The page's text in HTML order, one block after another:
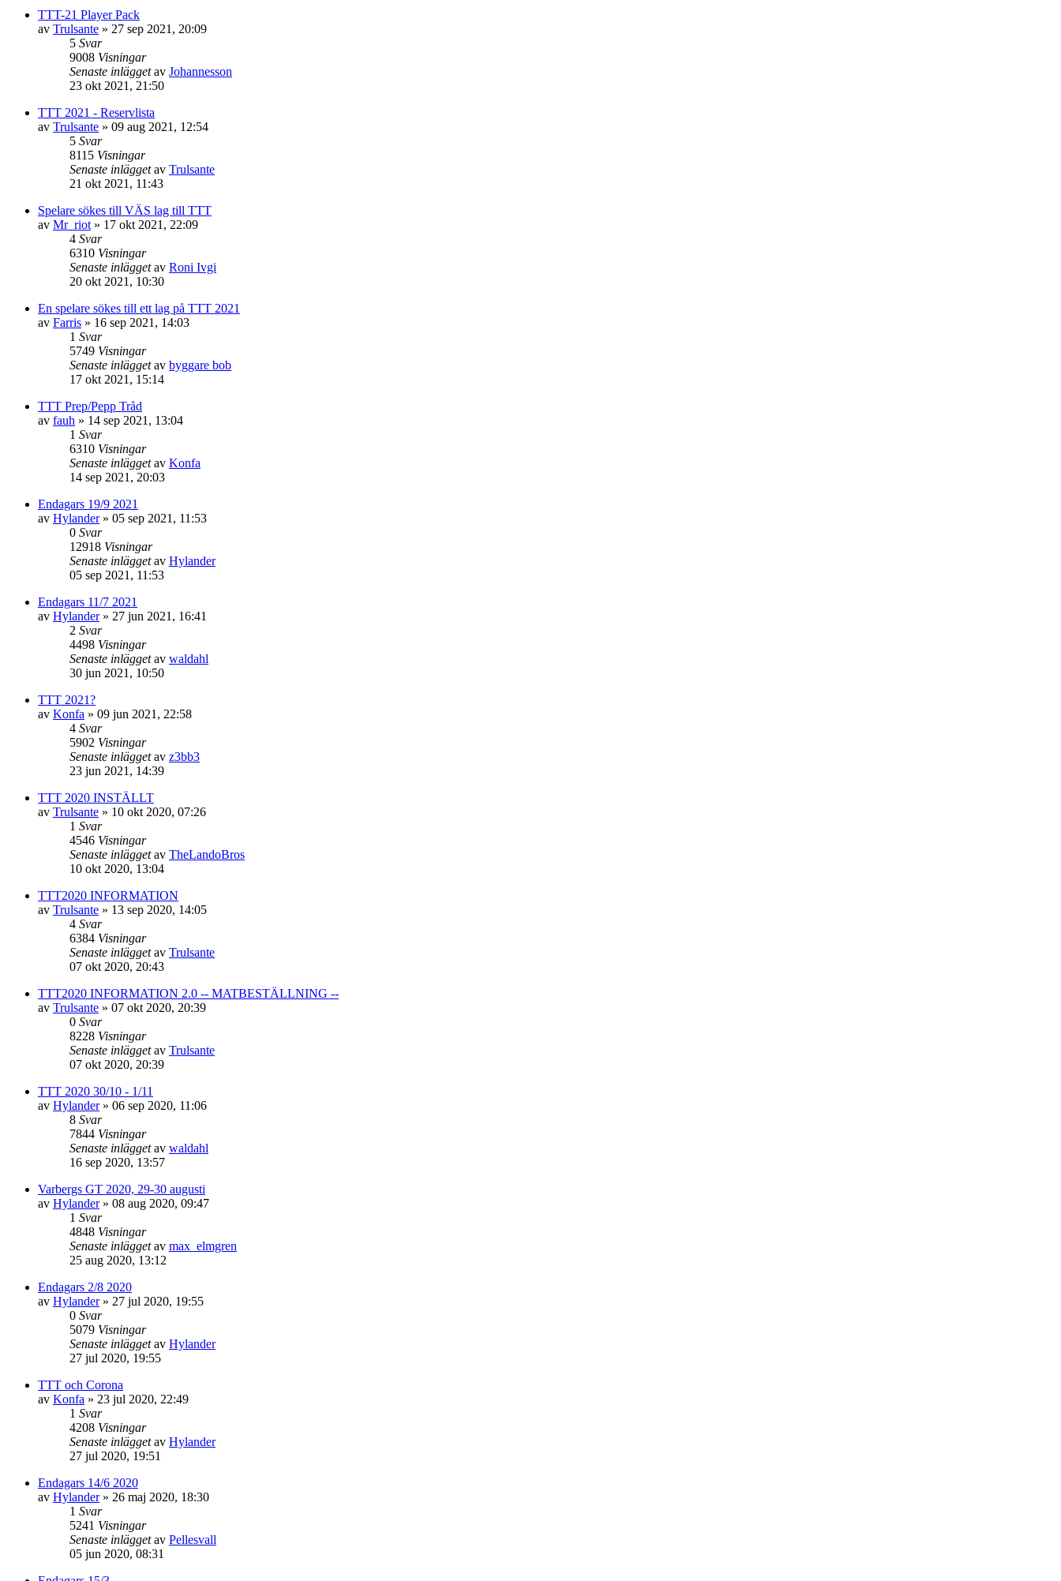
TTT-21 Player Pack
av Trulsante » 27 sep 2021, 20:09
5 Svar
9008 Visningar
Senaste inläggetav Johannesson
23 okt 2021, 21:50
TTT 2021 - Reservlista
av Trulsante » 09 aug 2021, 12:54
5 Svar
8115 Visningar
Senaste inläggetav Trulsante
21 okt 2021, 11:43
Spelare sökes till VÄS lag till TTT
av Mr_riot » 17 okt 2021, 22:09
4 Svar
6310 Visningar
Senaste inläggetav Roni Ivgi
20 okt 2021, 10:30
En spelare sökes till ett lag på TTT 2021
av Farris » 16 sep 2021, 14:03
1 Svar
5749 Visningar
Senaste inläggetav byggare bob
17 okt 2021, 15:14
TTT Prep/Pepp Tråd
av fauh » 14 sep 2021, 13:04
1 Svar
6310 Visningar
Senaste inläggetav Konfa
14 sep 2021, 20:03
Endagars 19/9 2021
av Hylander» 05 sep 2021, 11:53
0 Svar
12918 Visningar
Senaste inläggetav Hylander
05 sep 2021, 11:53
Endagars 11/7 2021
av Hylander» 27 jun 2021, 16:41
2 Svar
4498 Visningar
Senaste inläggetav waldahl
30 jun 2021, 10:50
TTT 2021?
av Konfa » 09 jun 2021, 22:58
4 Svar
5902 Visningar
Senaste inläggetav z3bb3
23 jun 2021, 14:39
TTT 2020 INSTÄLLT
av Trulsante » 10 okt 2020, 07:26
1 Svar
4546 Visningar
Senaste inläggetav TheLandoBros
10 okt 2020, 13:04
TTT2020 INFORMATION
av Trulsante » 13 sep 2020, 14:05
4 Svar
6384 Visningar
Senaste inläggetav Trulsante
07 okt 2020, 20:43
TTT2020 INFORMATION 2.0 -- MATBESTÄLLNING --
av Trulsante » 07 okt 2020, 20:39
0 Svar
8228 Visningar
Senaste inläggetav Trulsante
07 okt 2020, 20:39
TTT 2020 30/10 - 1/11
av Hylander» 06 sep 2020, 11:06
8 Svar
7844 Visningar
Senaste inläggetav waldahl
16 sep 2020, 13:57
Varbergs GT 2020, 29-30 augusti
av Hylander» 08 aug 2020, 09:47
1 Svar
4848 Visningar
Senaste inläggetav max_elmgren
25 aug 2020, 13:12
Endagars 2/8 2020
av Hylander» 27 jul 2020, 19:55
0 Svar
5079 Visningar
Senaste inläggetav Hylander
27 jul 2020, 19:55
TTT och Corona
av Konfa » 23 jul 2020, 22:49
1 Svar
4208 Visningar
Senaste inläggetav Hylander
27 jul 2020, 19:51
Endagars 14/6 2020
av Hylander» 26 maj 2020, 18:30
1 Svar
5241 Visningar
Senaste inläggetav Pellesvall
05 jun 2020, 08:31